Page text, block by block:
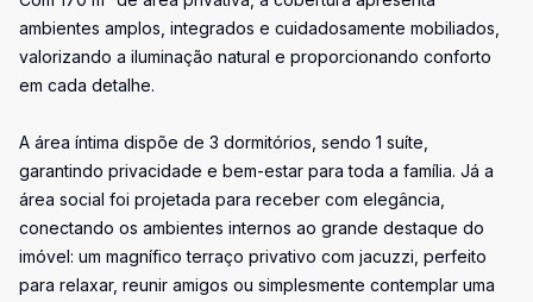
ambientes amplos, integrados e cuidadosamente mobiliados,
valorizando a iluminação natural e proporcionando conforto
em cada detalhe.
A área íntima dispõe de 3 dormitórios, sendo 1 suíte,
garantindo privacidade e bem-estar para toda a família. Já a
área social foi projetada para receber com elegância,
conectando os ambientes internos ao grande destaque do
imóvel: um magnífico terraço privativo com jacuzzi, perfeito
para relaxar, reunir amigos ou simplesmente contemplar uma